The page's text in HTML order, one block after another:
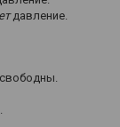
давление.